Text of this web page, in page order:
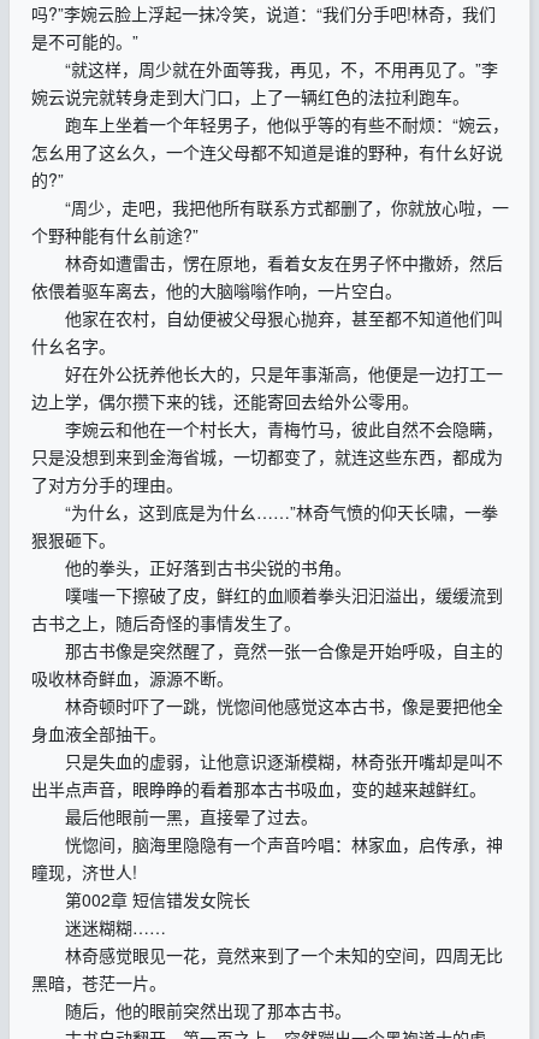
吗?”李婉云脸上浮起一抹冷笑，说道：“我们分手吧!林奇，我们
是不可能的。”
“就这样，周少就在外面等我，再见，不，不用再见了。”李
婉云说完就转身走到大门口，上了一辆红色的法拉利跑车。
跑车上坐着一个年轻男子，他似乎等的有些不耐烦：“婉云，
怎幺用了这幺久，一个连父母都不知道是谁的野种，有什幺好说
的?”
“周少，走吧，我把他所有联系方式都删了，你就放心啦，一
个野种能有什幺前途?”
林奇如遭雷击，愣在原地，看着女友在男子怀中撒娇，然后
依偎着驱车离去，他的大脑嗡嗡作响，一片空白。
他家在农村，自幼便被父母狠心抛弃，甚至都不知道他们叫
什幺名字。
好在外公抚养他长大的，只是年事渐高，他便是一边打工一
边上学，偶尔攒下来的钱，还能寄回去给外公零用。
李婉云和他在一个村长大，青梅竹马，彼此自然不会隐瞒，
只是没想到来到金海省城，一切都变了，就连这些东西，都成为
了对方分手的理由。
“为什幺，这到底是为什幺……”林奇气愤的仰天长啸，一拳
狠狠砸下。
他的拳头，正好落到古书尖锐的书角。
噗嗤一下擦破了皮，鲜红的血顺着拳头汩汩溢出，缓缓流到
古书之上，随后奇怪的事情发生了。
那古书像是突然醒了，竟然一张一合像是开始呼吸，自主的
吸收林奇鲜血，源源不断。
林奇顿时吓了一跳，恍惚间他感觉这本古书，像是要把他全
身血液全部抽干。
只是失血的虚弱，让他意识逐渐模糊，林奇张开嘴却是叫不
出半点声音，眼睁睁的看着那本古书吸血，变的越来越鲜红。
最后他眼前一黑，直接晕了过去。
恍惚间，脑海里隐隐有一个声音吟唱：林家血，启传承，神
瞳现，济世人!
第002章 短信错发女院长
迷迷糊糊……
林奇感觉眼见一花，竟然来到了一个未知的空间，四周无比
黑暗，苍茫一片。
随后，他的眼前突然出现了那本古书。